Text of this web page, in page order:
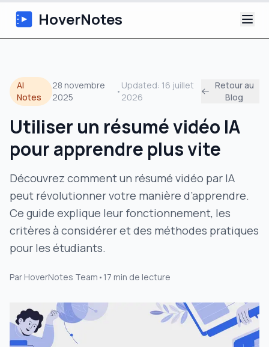
HoverNotes
Extension
Notes Vidéo IA
Tutoriels
À propos
Blog
AI
Notes
28 novembre
2025
•
Updated: 16 juillet
2026
Retour au
Blog
Utiliser un résumé vidéo IA
pour apprendre plus vite
Découvrez comment un résumé vidéo par IA
peut révolutionner votre manière d’apprendre.
Ce guide explique leur fonctionnement, les
critères à considérer et des méthodes pratiques
pour les étudiants.
Par HoverNotes Team • 17 min de lecture